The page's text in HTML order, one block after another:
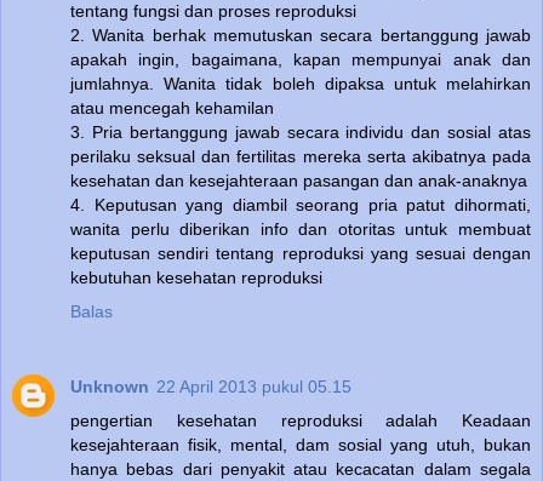
tentang fungsi dan proses reproduksi
2. Wanita berhak memutuskan secara bertanggung jawab
apakah ingin, bagaimana, kapan mempunyai anak dan
jumlahnya. Wanita tidak boleh dipaksa untuk melahirkan
atau mencegah kehamilan
3. Pria bertanggung jawab secara individu dan sosial atas
perilaku seksual dan fertilitas mereka serta akibatnya pada
kesehatan dan kesejahteraan pasangan dan anak-anaknya
4. Keputusan yang diambil seorang pria patut dihormati,
wanita perlu diberikan info dan otoritas untuk membuat
keputusan sendiri tentang reproduksi yang sesuai dengan
kebutuhan kesehatan reproduksi
Balas
Unknown 22 April 2013 pukul 05.15
pengertian kesehatan reproduksi adalah Keadaan
kesejahteraan fisik, mental, dam sosial yang utuh, bukan
hanya bebas dari penyakit atau kecacatan dalam segala